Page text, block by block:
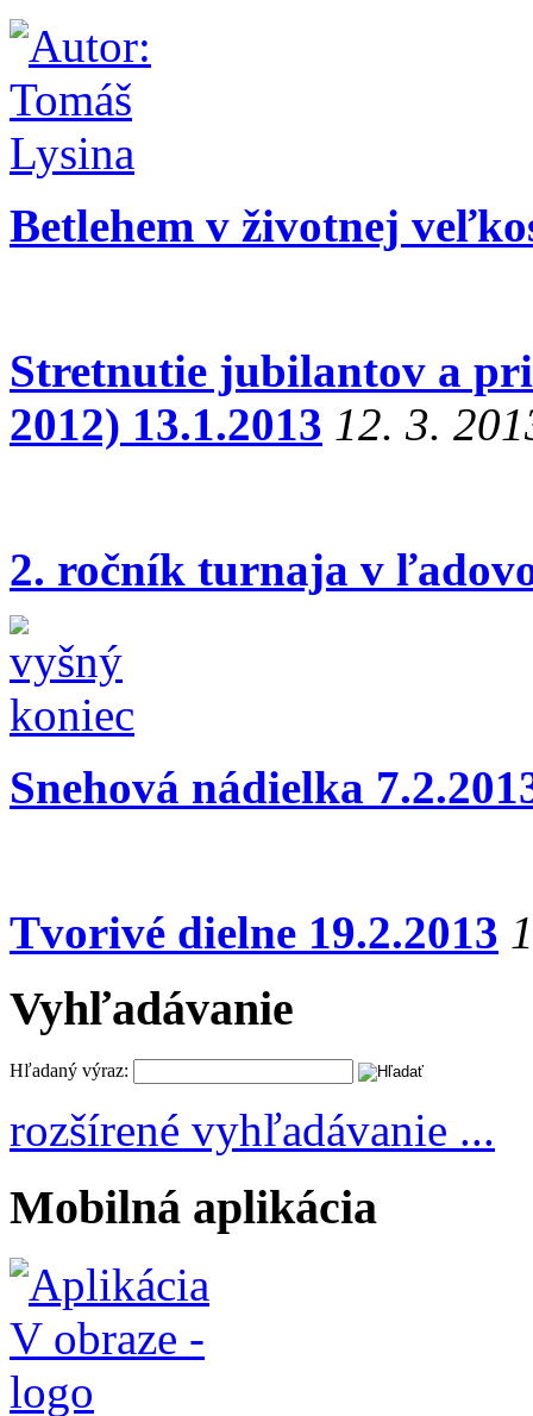
Betlehem v životnej
Stretnutie jubilantov a
2012) 13.1.2013 12. 3.
2. ročník turnaja v
Snehová nádielka
Tvorivé dielne 19.2.2013
Vyhľadávanie
Hľadaný výraz:
rozšírené vyhľadávanie ...
Mobilná aplikácia